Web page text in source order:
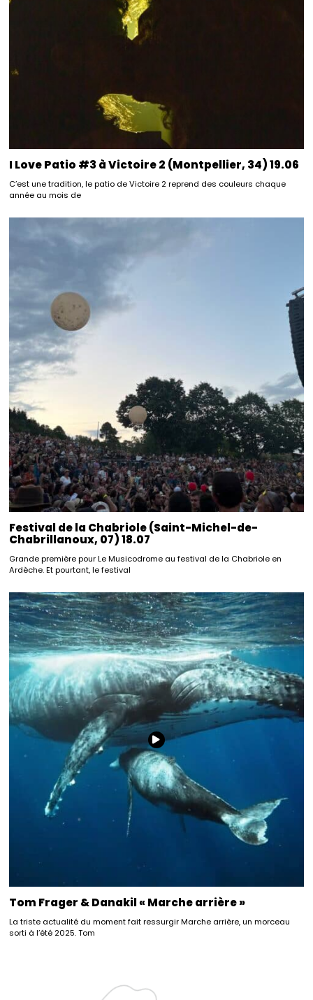
I Love Patio #3 à Victoire 2 (Montpellier, 34) 19.06
C’est une tradition, le patio de Victoire 2 reprend des couleurs chaque
année au mois de
Festival de la Chabriole (Saint-Michel-de-
Chabrillanoux, 07) 18.07
Grande première pour Le Musicodrome au festival de la Chabriole en
Ardèche. Et pourtant, le festival
Tom Frager & Danakil « Marche arrière »
La triste actualité du moment fait ressurgir Marche arrière, un morceau
sorti à l’été 2025. Tom